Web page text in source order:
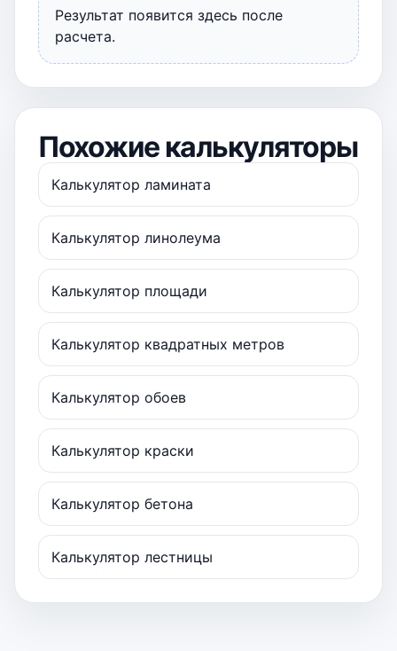
Результат появится здесь после
расчета.
Похожие калькуляторы
Калькулятор ламината
Калькулятор линолеума
Калькулятор площади
Калькулятор квадратных метров
Калькулятор обоев
Калькулятор краски
Калькулятор бетона
Калькулятор лестницы